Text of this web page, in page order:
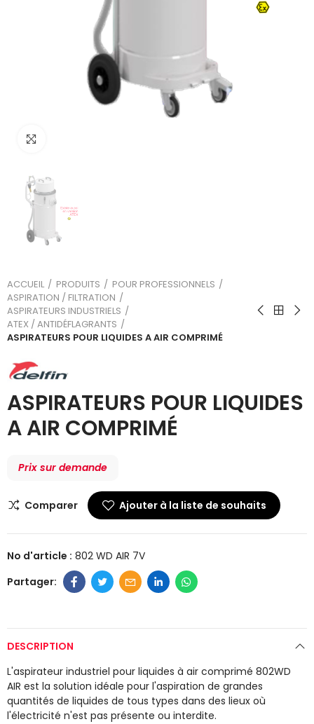
ACCUEIL PRODUITS
POUR PROFESSIONNELS
ASPIRATION / FILTRATION
ASPIRATEURS INDUSTRIELS
ATEX / ANTIDÉFLAGRANTS
ASPIRATEURS POUR LIQUIDES A AIR COMPRIMÉ
ASPIRATEURS POUR LIQUIDES
A AIR COMPRIMÉ
Prix sur demande
Comparer Ajouter à la liste de souhaits
No d'article : 802 WD AIR 7V
DESCRIPTION
L'aspirateur industriel pour liquides à air comprimé 802WD
AIR est la solution idéale pour l'aspiration de grandes
quantités de liquides de tous types dans des lieux où
l'électricité n'est pas présente ou interdite.